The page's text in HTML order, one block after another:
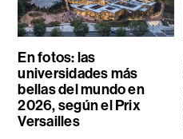
En fotos: las
universidades más
bellas del mundo en
2026, según el Prix
Versailles